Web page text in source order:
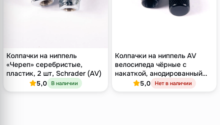
Колпачки на ниппель
«Череп» серебристые,
пластик, 2 шт, Schrader (AV)
5,0 В наличии
Колпачки на ниппель AV
велосипеда чёрные с
накаткой, анодированный
алюминий, 2 шт
5,0 Нет в наличии